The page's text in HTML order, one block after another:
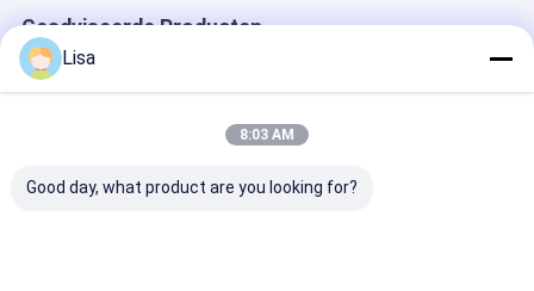
Geadviseerde Producten
Lisa
8:03 AM
Good day, what product are you looking for?